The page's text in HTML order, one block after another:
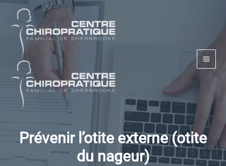
contenu
Prévenir l’otite externe (otite
du nageur)